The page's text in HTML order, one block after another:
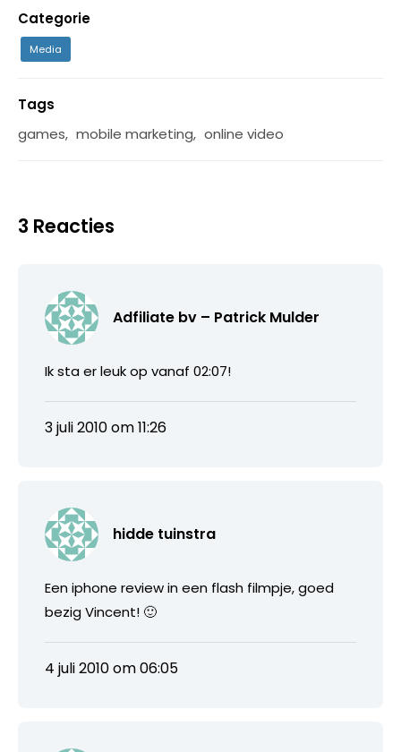
Categorie
Media
Tags
games, mobile marketing, online video
3 Reacties
Adfiliate bv – Patrick Mulder
Ik sta er leuk op vanaf 02:07!
3 juli 2010 om 11:26
hidde tuinstra
Een iphone review in een flash filmpje, goed
bezig Vincent! 🙂
4 juli 2010 om 06:05